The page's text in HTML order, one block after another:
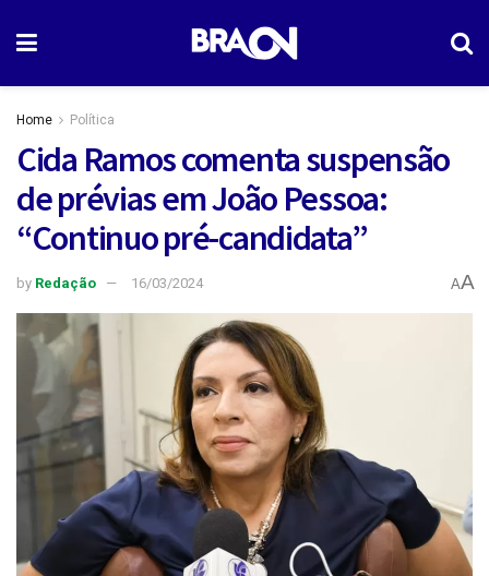
Home Política
Cida Ramos comenta suspensão
de prévias em João Pessoa:
“Continuo pré-candidata”
by Redação 16/03/2024 AA